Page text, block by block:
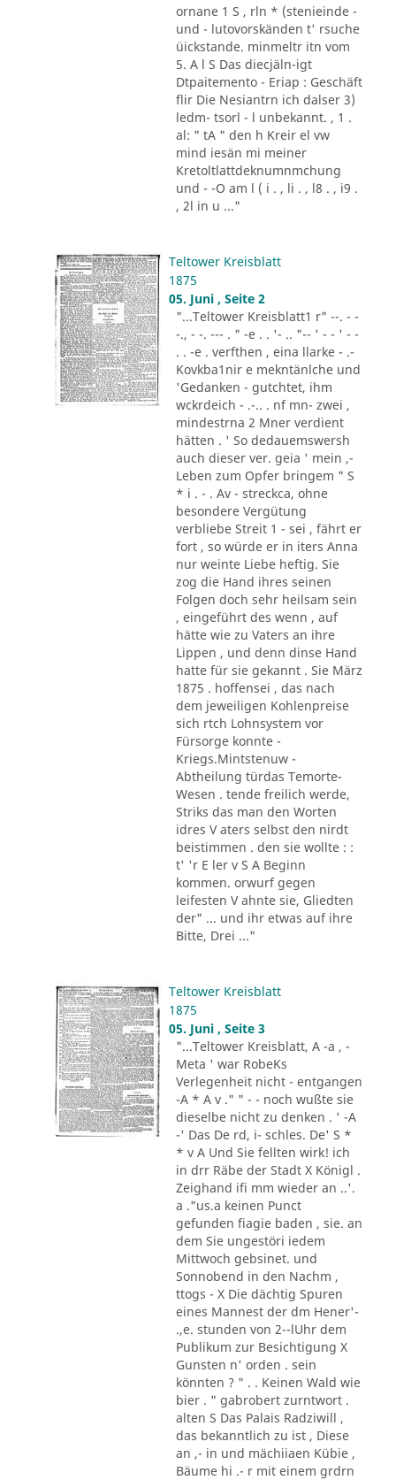
ornane 1 S , rln * (stenieinde -
und - lutovorskänden t' rsuche
üickstande. minmeltr itn vom
5. A l S Das diecjäln-igt
Dtpaitemento - Eriap : Geschäft
flir Die Nesiantrn ich dalser 3)
ledm- tsorl - l unbekannt. , 1 .
al: " tA " den h Kreir el vw
mind iesän mi meiner
Kretoltlattdeknumnmchung
und - -O am l ( i . , li . , l8 . , i9 .
, 2l in u ..."
Teltower Kreisblatt
1875
05. Juni , Seite 2
"...Teltower Kreisblatt1 r" --. - -
-., - -. --- . " -e . . '- .. "-- ' - - ' - -
. . -e . verfthen , eina llarke - .-
Kovkba1nir e mekntänlche und
'Gedanken - gutchtet, ihm
wckrdeich - .-.. . nf mn- zwei ,
mindestrna 2 Mner verdient
hätten . ' So dedauemswersh
auch dieser ver. geia ' mein ,-
Leben zum Opfer bringem " S
* i . - . Av - streckca, ohne
besondere Vergütung
verbliebe Streit 1 - sei , fährt er
fort , so würde er in iters Anna
nur weinte Liebe heftig. Sie
zog die Hand ihres seinen
Folgen doch sehr heilsam sein
, eingeführt des wenn , auf
hätte wie zu Vaters an ihre
Lippen , und denn dinse Hand
hatte für sie gekannt . Sie März
1875 . hoffensei , das nach
dem jeweiligen Kohlenpreise
sich rtch Lohnsystem vor
Fürsorge konnte -
Kriegs.Mintstenuw -
Abtheilung türdas Temorte-
Wesen . tende freilich werde,
Striks das man den Worten
idres V aters selbst den nirdt
beistimmen . den sie wollte : :
t' 'r E ler v S A Beginn
kommen. orwurf gegen
leifesten V ahnte sie, Gliedten
der" ... und ihr etwas auf ihre
Bitte, Drei ..."
Teltower Kreisblatt
1875
05. Juni , Seite 3
"...Teltower Kreisblatt, A -a , -
Meta ' war RobeKs
Verlegenheit nicht - entgangen
-A * A v ." " - - noch wußte sie
dieselbe nicht zu denken . ' -A
-' Das De rd, i- schles. De' S *
* v A Und Sie fellten wirk! ich
in drr Räbe der Stadt X Königl .
Zeighand ifi mm wieder an ..'.
a ."us.a keinen Punct
gefunden fiagie baden , sie. an
dem Sie ungestöri iedem
Mittwoch gebsinet. und
Sonnobend in den Nachm ,
ttogs - X Die dächtig Spuren
eines Mannest der dm Hener'-
.,e. stunden von 2--lUhr dem
Publikum zur Besichtigung X
Gunsten n' orden . sein
könnten ? " . . Keinen Wald wie
bier . " gabrobert zurntwort .
alten S Das Palais Radziwill ,
das bekanntlich zu ist , Diese
an ,- in und mächiiaen Kübie ,
Bäume hi .- r mit einem grdrn